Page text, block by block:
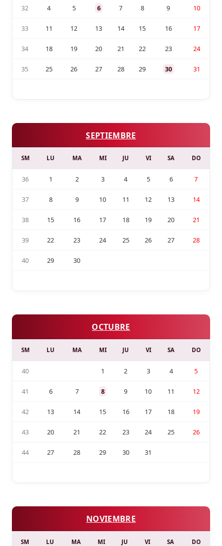
32 4 5 6 7 8 9 10
33 11 12 13 14 15 16 17
34 18 19 20 21 22 23 24
35 25 26 27 28 29 30 31
SEPTIEMBRE
SM LU MA MI JU VI SA DO
36 1 2 3 4 5 6 7
37 8 9 10 11 12 13 14
38 15 16 17 18 19 20 21
39 22 23 24 25 26 27 28
40 29 30
OCTUBRE
SM LU MA MI JU VI SA DO
40 1 2 3 4 5
41 6 7 8 9 10 11 12
42 13 14 15 16 17 18 19
43 20 21 22 23 24 25 26
44 27 28 29 30 31
NOVIEMBRE
SM LU MA MI JU VI SA DO